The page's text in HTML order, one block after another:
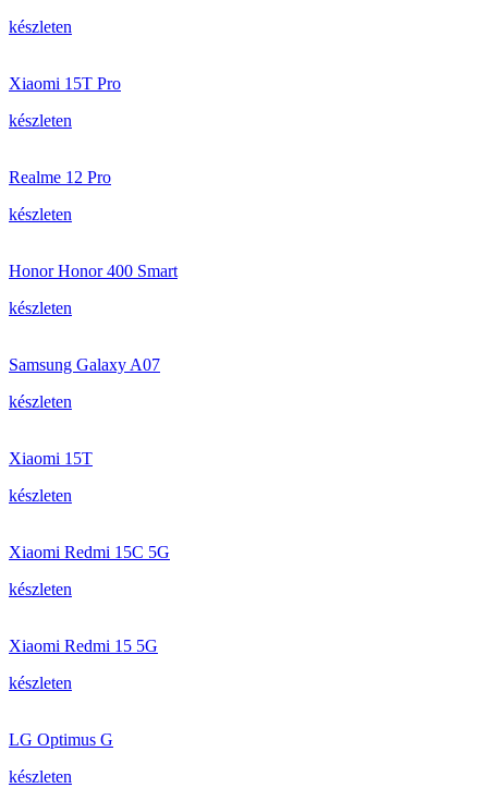
készleten
Xiaomi 15T Pro
készleten
Realme 12 Pro
készleten
Honor Honor 400 Smart
készleten
Samsung Galaxy A07
készleten
Xiaomi 15T
készleten
Xiaomi Redmi 15C 5G
készleten
Xiaomi Redmi 15 5G
készleten
LG Optimus G
készleten